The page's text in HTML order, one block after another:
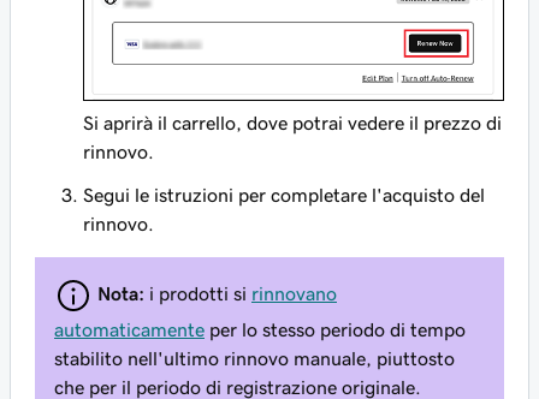
Si aprirà il carrello, dove potrai vedere il prezzo di
rinnovo.
Segui le istruzioni per completare l'acquisto del
rinnovo.
Nota: i prodotti si rinnovano
automaticamente per lo stesso periodo di tempo
stabilito nell'ultimo rinnovo manuale, piuttosto
che per il periodo di registrazione originale.